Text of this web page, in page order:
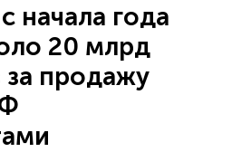
начала года
20 млрд
за продажу